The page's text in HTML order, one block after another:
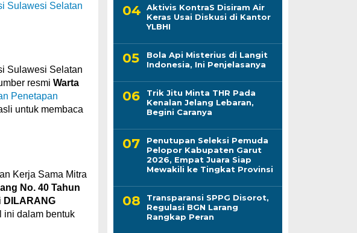
Sulawesi Selatan
Sulawesi Selatan
resmi Warta
Penetapan
untuk membaca
Kerja Sama Mitra
No. 40 Tahun
DILARANG
ini dalam bentuk
Aktivis KontraS Disiram Air
Keras Usai Diskusi di Kantor
YLBHI
Bola Api Misterius di Langit
Indonesia, Ini Penjelasanya
Trik Jitu Minta THR Pada
Kenalan Jelang Lebaran,
Begini Caranya
Penutupan Seleksi Pemuda
Pelopor Kabupaten Garut
2026, Empat Juara Siap
Mewakili ke Tingkat Provinsi
Transparansi SPPG Disorot,
Regulasi BGN Larang
Rangkap Peran